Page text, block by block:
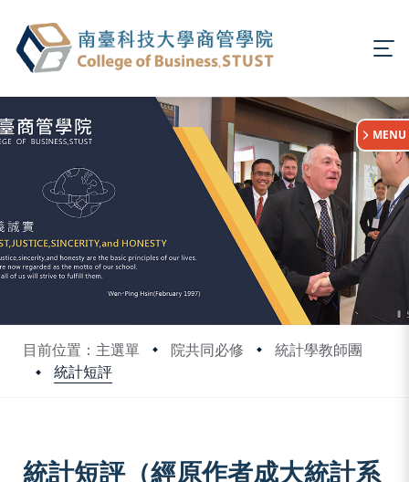
目前位置：主選單 院共同必修
統計學教師團
統計短評
:::
MENU
統計短評（經原作者成大統計系